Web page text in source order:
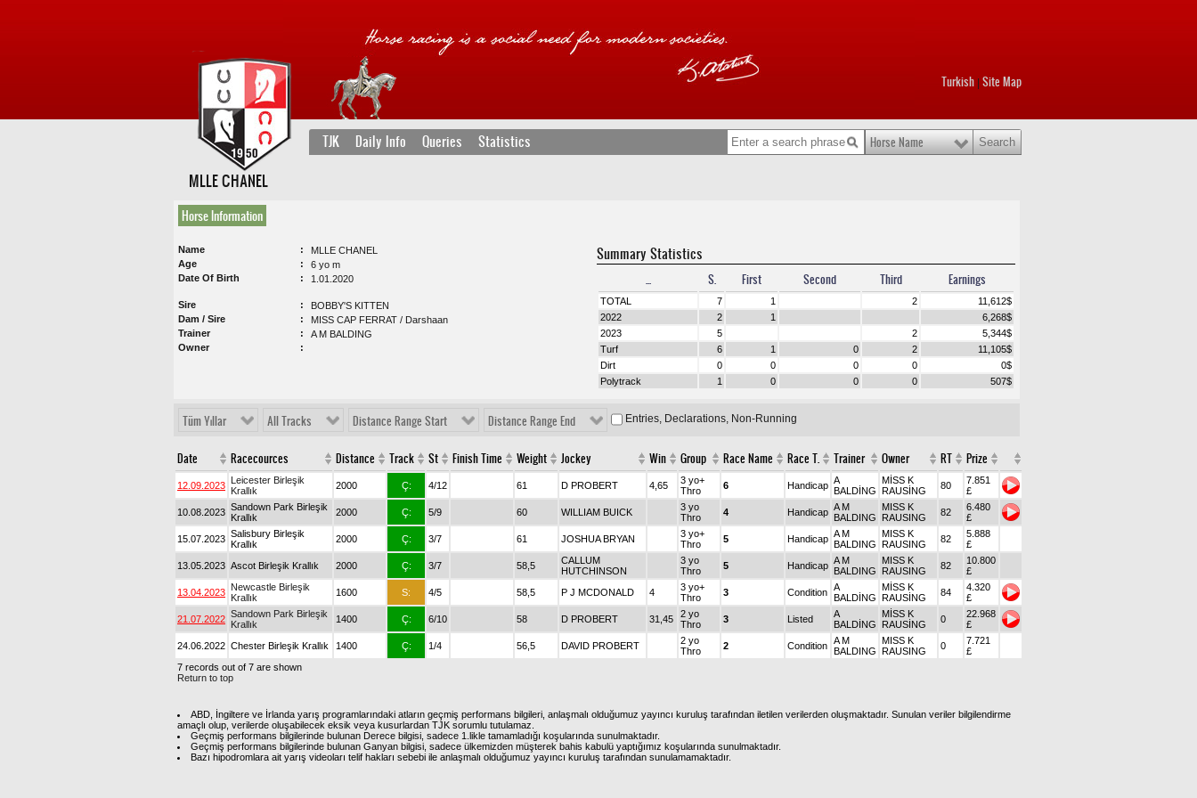
Turkish Site Map
TJK Daily Info Queries Statistics Horse Name
MLLE CHANEL
Horse Information
Name
MLLE CHANEL
Age
6 yo m
Date Of Birth
1.01.2020
Sire
BOBBY'S KITTEN
Dam / Sire
MISS CAP FERRAT / Darshaan
Trainer
A M BALDING
Owner
Summary Statistics
... S. First Second Third Earnings
TOTAL 7 1 2 11,612$
2022
2 1 6,268$
2023
5 2 5,344$
Turf
6 1 0 2 11,105$
Dirt
0 0 0 0 0$
Polytrack
1 0 0 0 507$
Tüm Yıllar All Tracks Distance Range Start Distance Range End Entries, Declarations, Non-Running
Date Racecources Distance Track St Finish Time Weight Jockey Win Group Race Name Race T. Trainer Owner RT Prize
12.09.2023 Leicester Birleşik
Krallık
2000 Ç: 4/12 61 D PROBERT 4,65
3 yo+
Thro
6 Handicap A
BALDİNG
MİSS K
RAUSİNG
80
7.851
£
10.08.2023 Sandown Park Birleşik
Krallık
2000 Ç: 5/9 60 WILLIAM BUICK
3 yo
Thro
4 Handicap A M
BALDING
MISS K
RAUSING
82
6.480
£
15.07.2023 Salisbury Birleşik
Krallık
2000 Ç: 3/7 61 JOSHUA BRYAN
3 yo+
Thro
5 Handicap A M
BALDING
MISS K
RAUSING
82
5.888
£
13.05.2023 Ascot Birleşik Krallık 2000 Ç: 3/7 58,5
CALLUM
HUTCHINSON
3 yo
Thro
5 Handicap A M
BALDING
MISS K
RAUSING
82
10.800
£
13.04.2023 Newcastle Birleşik
Krallık
1600 S: 4/5 58,5 P J MCDONALD 4
3 yo+
Thro
3 Condition A
BALDİNG
MİSS K
RAUSİNG
84
4.320
£
21.07.2022 Sandown Park Birleşik
Krallık
1400 Ç: 6/10 58 D PROBERT 31,45
2 yo
Thro
3 Listed
A
BALDİNG
MİSS K
RAUSİNG
0
22.968
£
24.06.2022 Chester Birleşik Krallık 1400 Ç: 1/4 56,5 DAVID PROBERT
2 yo
Thro
2 Condition A M
BALDING
MISS K
RAUSING
0
7.721
£
7 records out of 7 are shown
Return to top
ABD, İngiltere ve İrlanda yarış programlarındaki atların geçmiş performans bilgileri, anlaşmalı olduğumuz yayıncı kuruluş tarafından iletilen verilerden oluşmaktadır. Sunulan veriler bilgilendirme
amaçlı olup, verilerde oluşabilecek eksik veya kusurlardan TJK sorumlu tutulamaz.
Geçmiş performans bilgilerinde bulunan Derece bilgisi, sadece 1.likle tamamladığı koşularında sunulmaktadır.
Geçmiş performans bilgilerinde bulunan Ganyan bilgisi, sadece ülkemizden müşterek bahis kabulü yaptığımız koşularında sunulmaktadır.
Bazı hipodromlara ait yarış videoları telif hakları sebebi ile anlaşmalı olduğumuz yayıncı kuruluş tarafından sunulamamaktadır.